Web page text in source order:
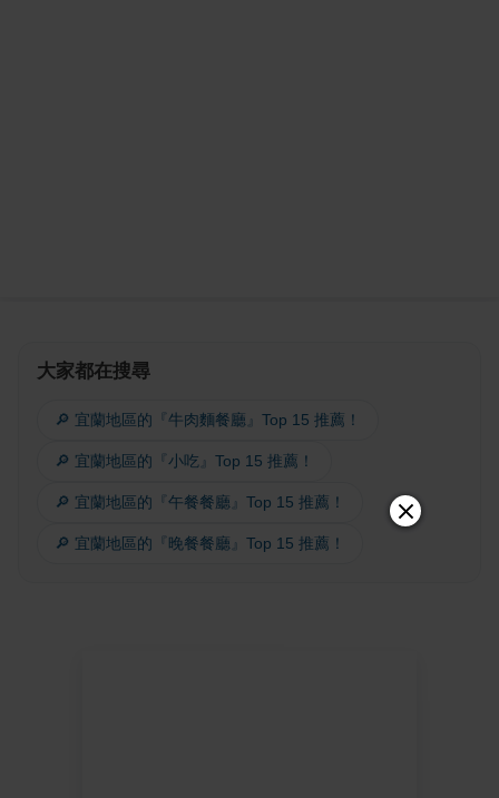
大家都在搜尋
🔎 宜蘭地區的『牛肉麵餐廳』Top 15 推薦！
🔎 宜蘭地區的『小吃』Top 15 推薦！
🔎 宜蘭地區的『午餐餐廳』Top 15 推薦！
🔎 宜蘭地區的『晚餐餐廳』Top 15 推薦！